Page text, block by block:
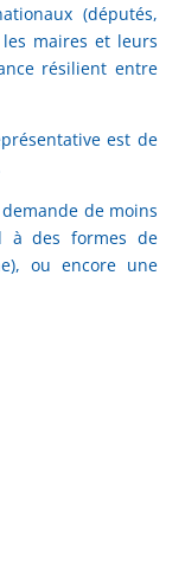
(députés,
maires et leurs
résilient entre
est de
de moins
à des formes de
ou encore une